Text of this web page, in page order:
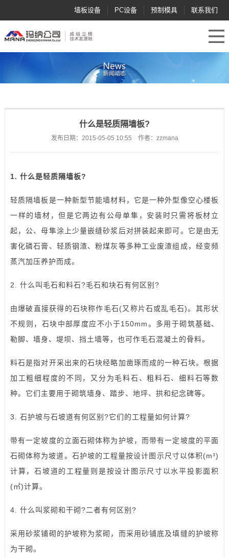
联系我们
预制模具
PC设备
墙板设备
什么是轻质隔墙板?
发布日期：2015-05-05 10:55 作者：zzmana
1. 什么是轻质隔墙板?
轻质隔墙板是一种新型节能墙材料，它是一种外型像空心楼板
一样的墙材，但是它两边有公母单隼，安装时只需将板材立
起，公、母隼涂上少量嵌缝砂浆后对拼装起来即可。它是由无
害化磷石膏、轻质钢渣、粉煤灰等多种工业废渣组成，经变频
蒸汽加压养护而成。
2. 什么叫毛石和料石?毛石和块石有何区别?
由爆破直接获得的石块称作毛石(又称片石或乱毛石)。其形状
不规则，石块中部厚度应不小于150mm。多用于砌筑基础、
勒脚、墙身、堤坝、挡土墙等，也可作毛石混凝土的骨料。
料石是指对开采出来的石块经略加凿琢而成的一种石块。根据
加工粗细程度的不同，又分为毛料石、粗料石、细料石等数
种。它们主要用于砌筑墙身、踏步、地坪、拱和纪念碑等。
3. 石护坡与石坡道有何区别?它们的工程量如何计算?
带有一定坡度的立面石砌体称为护坡，而带有一定坡度的平面
石砌体称为坡道。石护坡的工程量按设计图示尺寸以体积(m³)
计算，石坡道的工程量则是按设计图示尺寸以水平投影面积
(㎡)计算。
4. 什么叫浆砌和干砌?二者有何区别?
采用砂浆铺砌的护坡称为浆砌，而采用砂铺底及填缝的护坡称
为干砌。